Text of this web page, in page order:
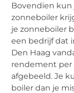
Bovendien kun
zonneboiler
je zonneboiler
een bedrijf dat
Den Haag
rendement per
afgebeeld. Je
boiler dan je